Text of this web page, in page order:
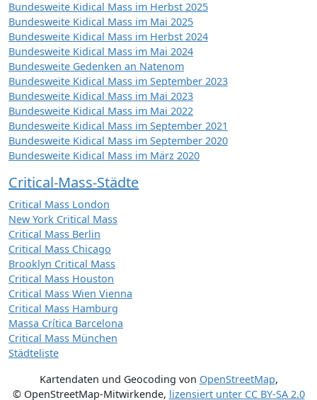
Bundesweite Kidical Mass im Herbst 2025
Bundesweite Kidical Mass im Mai 2025
Bundesweite Kidical Mass im Herbst 2024
Bundesweite Kidical Mass im Mai 2024
Bundesweite Gedenken an Natenom
Bundesweite Kidical Mass im September 2023
Bundesweite Kidical Mass im Mai 2023
Bundesweite Kidical Mass im Mai 2022
Bundesweite Kidical Mass im September 2021
Bundesweite Kidical Mass im September 2020
Bundesweite Kidical Mass im März 2020
Critical-Mass-Städte
Critical Mass London
New York Critical Mass
Critical Mass Berlin
Critical Mass Chicago
Brooklyn Critical Mass
Critical Mass Houston
Critical Mass Wien Vienna
Critical Mass Hamburg
Massa Crítica Barcelona
Critical Mass München
Städteliste
Kartendaten und Geocoding von OpenStreetMap,
© OpenStreetMap-Mitwirkende, lizensiert unter CC BY-SA 2.0